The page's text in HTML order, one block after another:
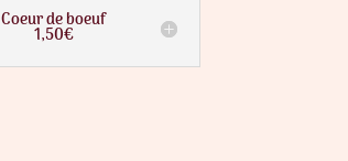
Coeur de boeuf
1,50€